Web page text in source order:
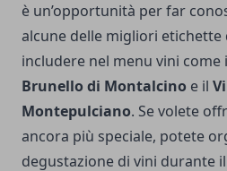
è un’opportunità per far
alcune delle migliori etichette
includere nel menu vini come
Brunello di Montalcino e il
Montepulciano. Se volete
ancora più speciale, potete
degustazione di vini durante